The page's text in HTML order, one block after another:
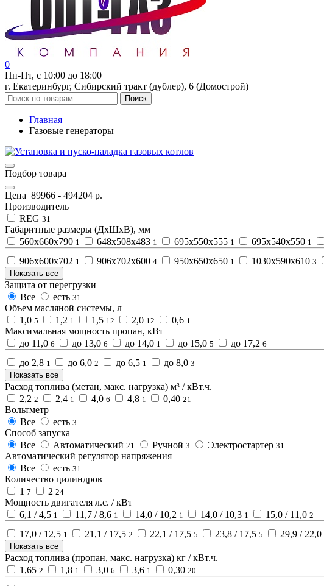
0
Пн-Пт, с 10:00 до 18:00
г. Екатеринбург, Сибирский тракт (дублер), 6 (Домострой)
Поиск
Главная
Газовые генераторы
Подбор товара
Цена 89966 - 494204 р.
Производитель
REG 31
Габаритные размеры (ДхШхВ), мм
560x660x790 1 648х508х483 1 695x550х555 1 695х540х550 1
906х600х702 1 906х702х600 4 950х650х650 1 1030х590х610 3
Показать все
Защита от перегрузки
Все
есть 31
Объем масляной системы, л
1,0 5 1,2 1 1,5 12 2,0 12 0,6 1
Максимальная мощность пропан, кВт
до 11,0 6 до 13,0 6 до 14,0 1 до 15,0 5 до 17,2 6
до 2,8 1 до 6,0 2 до 6,5 1 до 8,0 3
Показать все
Расход топлива (метан, макс. нагрузка) м³ / кВт.ч.
2,2 2 2,4 1 4,0 6 4,8 1 0,40 21
Вольтметр
Все
есть 3
Способ запуска
Все
Автоматический 21 Ручной 3 Электростартер 31
Автоматический регулятор напряжения
Все
есть 31
Количество цилиндров
1 7 2 24
Мощность двигателя л.с. / кВт
6,1 / 4,5 1 11,7 / 8,6 1 14,0 / 10,2 1 14,0 / 10,3 1 15,0 / 11,0 2
17,0 / 12,5 1 21,1 / 17,5 2 22,1 / 17,5 5 23,8 / 17,5 5 29,9 / 22,0
Показать все
Расход топлива (пропан, макс. нагрузка) кг / кВт.ч.
1,65 2 1,8 1 3,0 6 3,6 1 0,30 20